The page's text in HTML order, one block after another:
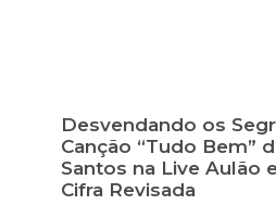
Desvendando os
Canção “Tudo Bem”
Santos na Live Aulão
Cifra Revisada